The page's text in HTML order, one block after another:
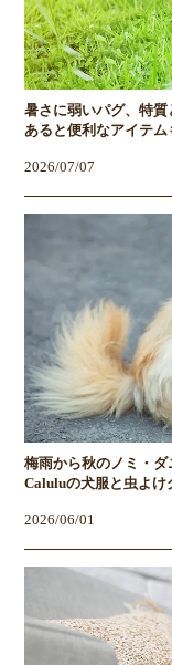
暑さに弱いパグ、特
あると便利なアイテム
2026/07/07
梅雨から秋のノミ・
Caluluの犬服と虫よけ
2026/06/01